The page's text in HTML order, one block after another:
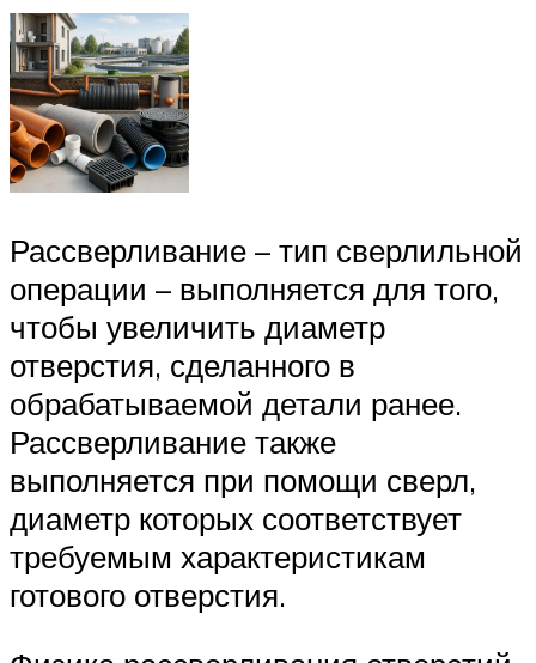
Рассверливание – тип сверлильной
операции – выполняется для того,
чтобы увеличить диаметр
отверстия, сделанного в
обрабатываемой детали ранее.
Рассверливание также
выполняется при помощи сверл,
диаметр которых соответствует
требуемым характеристикам
готового отверстия.